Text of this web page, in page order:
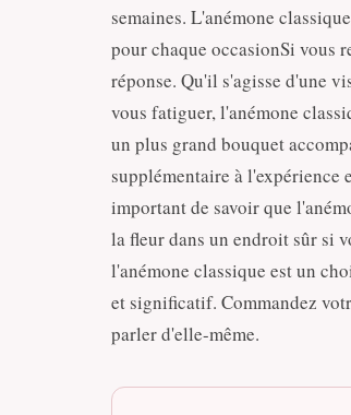
semaines. L'anémone
pour chaque occasionSi vous
réponse. Qu'il s'agisse d'une
vous fatiguer, l'anémone
un plus grand bouquet
supplémentaire à l'expérience
important de savoir que
la fleur dans un endroit sûr si
l'anémone classique est un
et significatif. Commandez
parler d'elle-même.